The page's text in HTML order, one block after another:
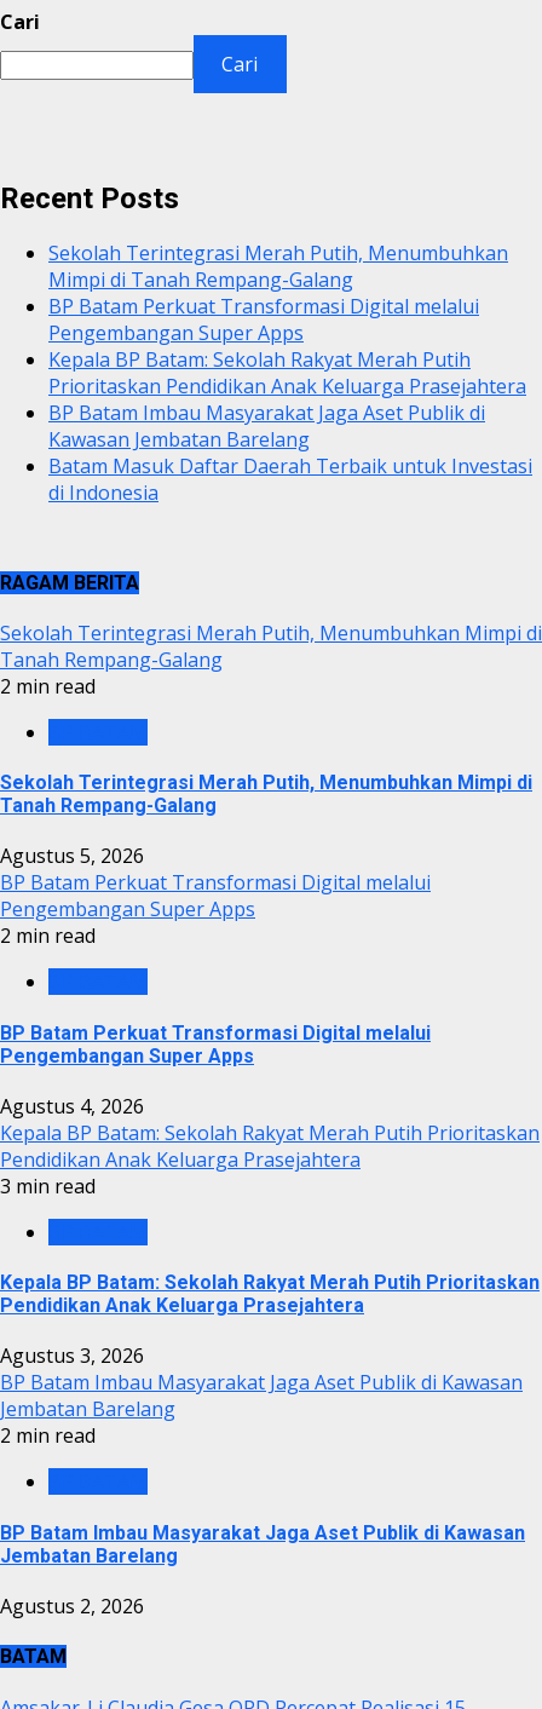
Cari
Cari
Recent Posts
Sekolah Terintegrasi Merah Putih, Menumbuhkan
Mimpi di Tanah Rempang-Galang
BP Batam Perkuat Transformasi Digital melalui
Pengembangan Super Apps
Kepala BP Batam: Sekolah Rakyat Merah Putih
Prioritaskan Pendidikan Anak Keluarga Prasejahtera
BP Batam Imbau Masyarakat Jaga Aset Publik di
Kawasan Jembatan Barelang
Batam Masuk Daftar Daerah Terbaik untuk Investasi
di Indonesia
RAGAM BERITA
Sekolah Terintegrasi Merah Putih, Menumbuhkan Mimpi di
Tanah Rempang-Galang
2 min read
Sekolah Terintegrasi Merah Putih, Menumbuhkan Mimpi di
Tanah Rempang-Galang
Agustus 5, 2026
BP Batam Perkuat Transformasi Digital melalui
Pengembangan Super Apps
2 min read
BP Batam Perkuat Transformasi Digital melalui
Pengembangan Super Apps
Agustus 4, 2026
Kepala BP Batam: Sekolah Rakyat Merah Putih Prioritaskan
Pendidikan Anak Keluarga Prasejahtera
3 min read
Kepala BP Batam: Sekolah Rakyat Merah Putih Prioritaskan
Pendidikan Anak Keluarga Prasejahtera
Agustus 3, 2026
BP Batam Imbau Masyarakat Jaga Aset Publik di Kawasan
Jembatan Barelang
2 min read
BP Batam Imbau Masyarakat Jaga Aset Publik di Kawasan
Jembatan Barelang
Agustus 2, 2026
BATAM